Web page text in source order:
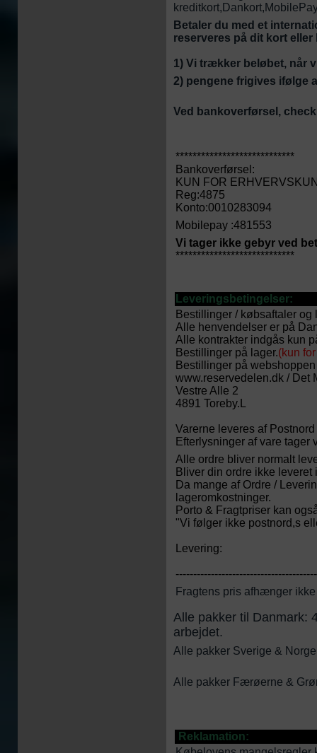
Betaler du med et
reserveres på dit kort
1) Vi trækker beløbet, når
2) pengene frigives ifølge
Ved bankoverførsel,
****************************
Bankoverførsel:
KUN FOR
Reg:4875
Konto:0010283094
Mobilepay :481553
Vi tager ikke gebyr ved
****************************
Leveringsbetingelser:
Bestillinger / købsaftaler
Alle henvendelser er på
Alle kontrakter indgås kun
Bestillinger på lager.(kun
Bestillinger på
www.reservedelen.dk /
Vestre Alle 2
4891 Toreby.L
Varerne leveres af
Efterlysninger af vare tager
Alle ordre bliver normalt
Bliver din ordre ikke
Da mange af Ordre /
lageromkostninger.
Porto & Fragtpriser kan
"Vi følger ikke postnord,s
Levering:
Fragtens pris afhænger
Alle pakker til Danmark:
arbejdet.
Alle pakker Sverige &
Alle pakker Færøerne &
Reklamation: